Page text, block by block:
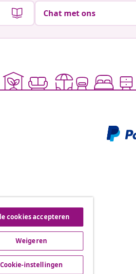
Chat met ons
vidaXL
cookies accepteren
Weigeren
Cookie-instellingen